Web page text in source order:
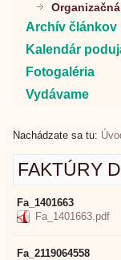
Archív článkov
Kalendár
Fotogaléria
Vydávame
Nachádzate sa tu:
FAKTÚRY
Fa_1401663
Fa_1401663.pdf
Fa_2119064558